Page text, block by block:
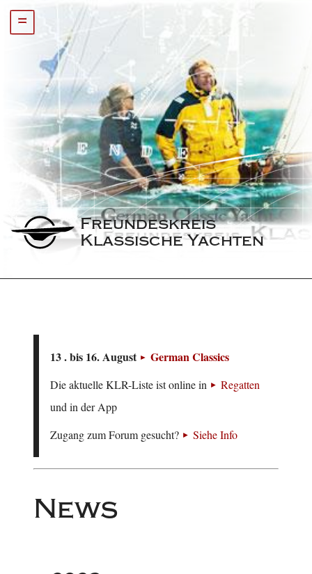
=
Freundeskreis
Klassische Yachten
13 . bis 16. August German Classics
Die aktuelle KLR-Liste ist online in
Regatten
und in der App
Zugang zum Forum gesucht?
Siehe Info
News